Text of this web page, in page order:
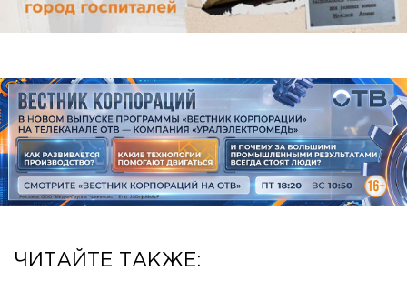
ЧИТАЙТЕ ТАКЖЕ: